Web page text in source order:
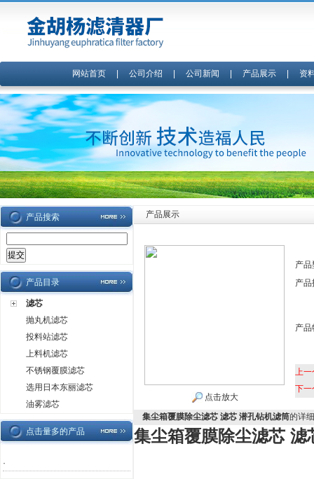
网站首页| 公司介绍 公司新闻 产品展示| 资
产品搜索
产品目录
滤芯
抛丸机滤芯
投料站滤芯
上料机滤芯
不锈钢覆膜滤芯
选用日本东丽滤芯
油雾滤芯
点击量多的产品
·
产品展示
点击放大
产品
产品
产品
上一
下一
集尘箱覆膜除尘滤芯 滤芯 潜孔钻机滤筒的详
集尘箱覆膜除尘滤芯 滤